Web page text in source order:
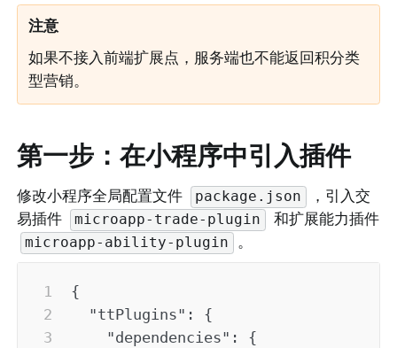
注意
如果不接入前端扩展点，服务端也不能返回积分类
型营销。
第一步：在小程序中引入插件
修改小程序全局配置文件 package.json
，引入交
易插件
microapp-trade-plugin 和扩展能力插件
microapp-ability-plugin 。
{
"ttPlugins" :
{
"dependencies" :
{